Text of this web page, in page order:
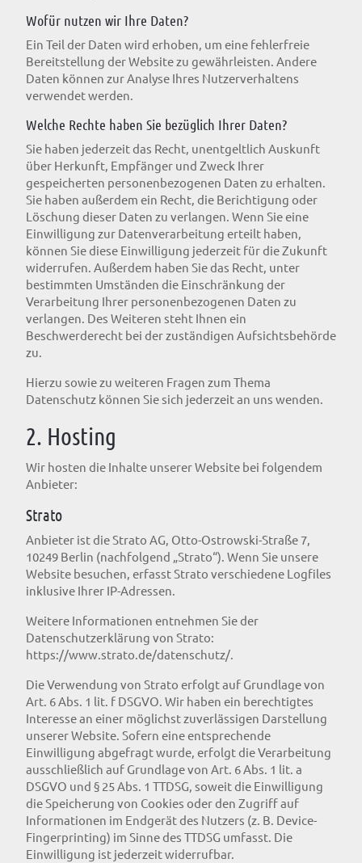
Wofür nutzen wir Ihre Daten?
Ein Teil der Daten wird erhoben, um eine fehlerfreie
Bereitstellung der Website zu gewährleisten. Andere
Daten können zur Analyse Ihres Nutzerverhaltens
verwendet werden.
Welche Rechte haben Sie bezüglich Ihrer Daten?
Sie haben jederzeit das Recht, unentgeltlich Auskunft
über Herkunft, Empfänger und Zweck Ihrer
gespeicherten personenbezogenen Daten zu erhalten.
Sie haben außerdem ein Recht, die Berichtigung oder
Löschung dieser Daten zu verlangen. Wenn Sie eine
Einwilligung zur Datenverarbeitung erteilt haben,
können Sie diese Einwilligung jederzeit für die Zukunft
widerrufen. Außerdem haben Sie das Recht, unter
bestimmten Umständen die Einschränkung der
Verarbeitung Ihrer personenbezogenen Daten zu
verlangen. Des Weiteren steht Ihnen ein
Beschwerderecht bei der zuständigen Aufsichtsbehörde
zu.
Hierzu sowie zu weiteren Fragen zum Thema
Datenschutz können Sie sich jederzeit an uns wenden.
2. Hosting
Wir hosten die Inhalte unserer Website bei folgendem
Anbieter:
Strato
Anbieter ist die Strato AG, Otto-Ostrowski-Straße 7,
10249 Berlin (nachfolgend „Strato“). Wenn Sie unsere
Website besuchen, erfasst Strato verschiedene Logfiles
inklusive Ihrer IP-Adressen.
Weitere Informationen entnehmen Sie der
Datenschutzerklärung von Strato:
https://www.strato.de/datenschutz/.
Die Verwendung von Strato erfolgt auf Grundlage von
Art. 6 Abs. 1 lit. f DSGVO. Wir haben ein berechtigtes
Interesse an einer möglichst zuverlässigen Darstellung
unserer Website. Sofern eine entsprechende
Einwilligung abgefragt wurde, erfolgt die Verarbeitung
ausschließlich auf Grundlage von Art. 6 Abs. 1 lit. a
DSGVO und § 25 Abs. 1 TTDSG, soweit die Einwilligung
die Speicherung von Cookies oder den Zugriff auf
Informationen im Endgerät des Nutzers (z. B. Device-
Fingerprinting) im Sinne des TTDSG umfasst. Die
Einwilligung ist jederzeit widerrufbar.